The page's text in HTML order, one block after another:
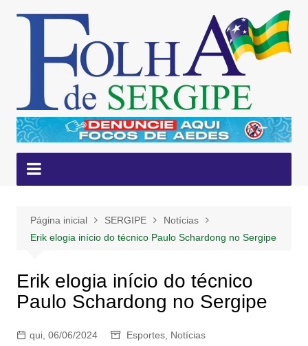
conteúdo
Página inicial SERGIPE
Notícias
Erik elogia início do técnico Paulo Schardong no Sergipe
Erik elogia início do técnico
Paulo Schardong no Sergipe
qui, 06/06/2024 Esportes, Notícias